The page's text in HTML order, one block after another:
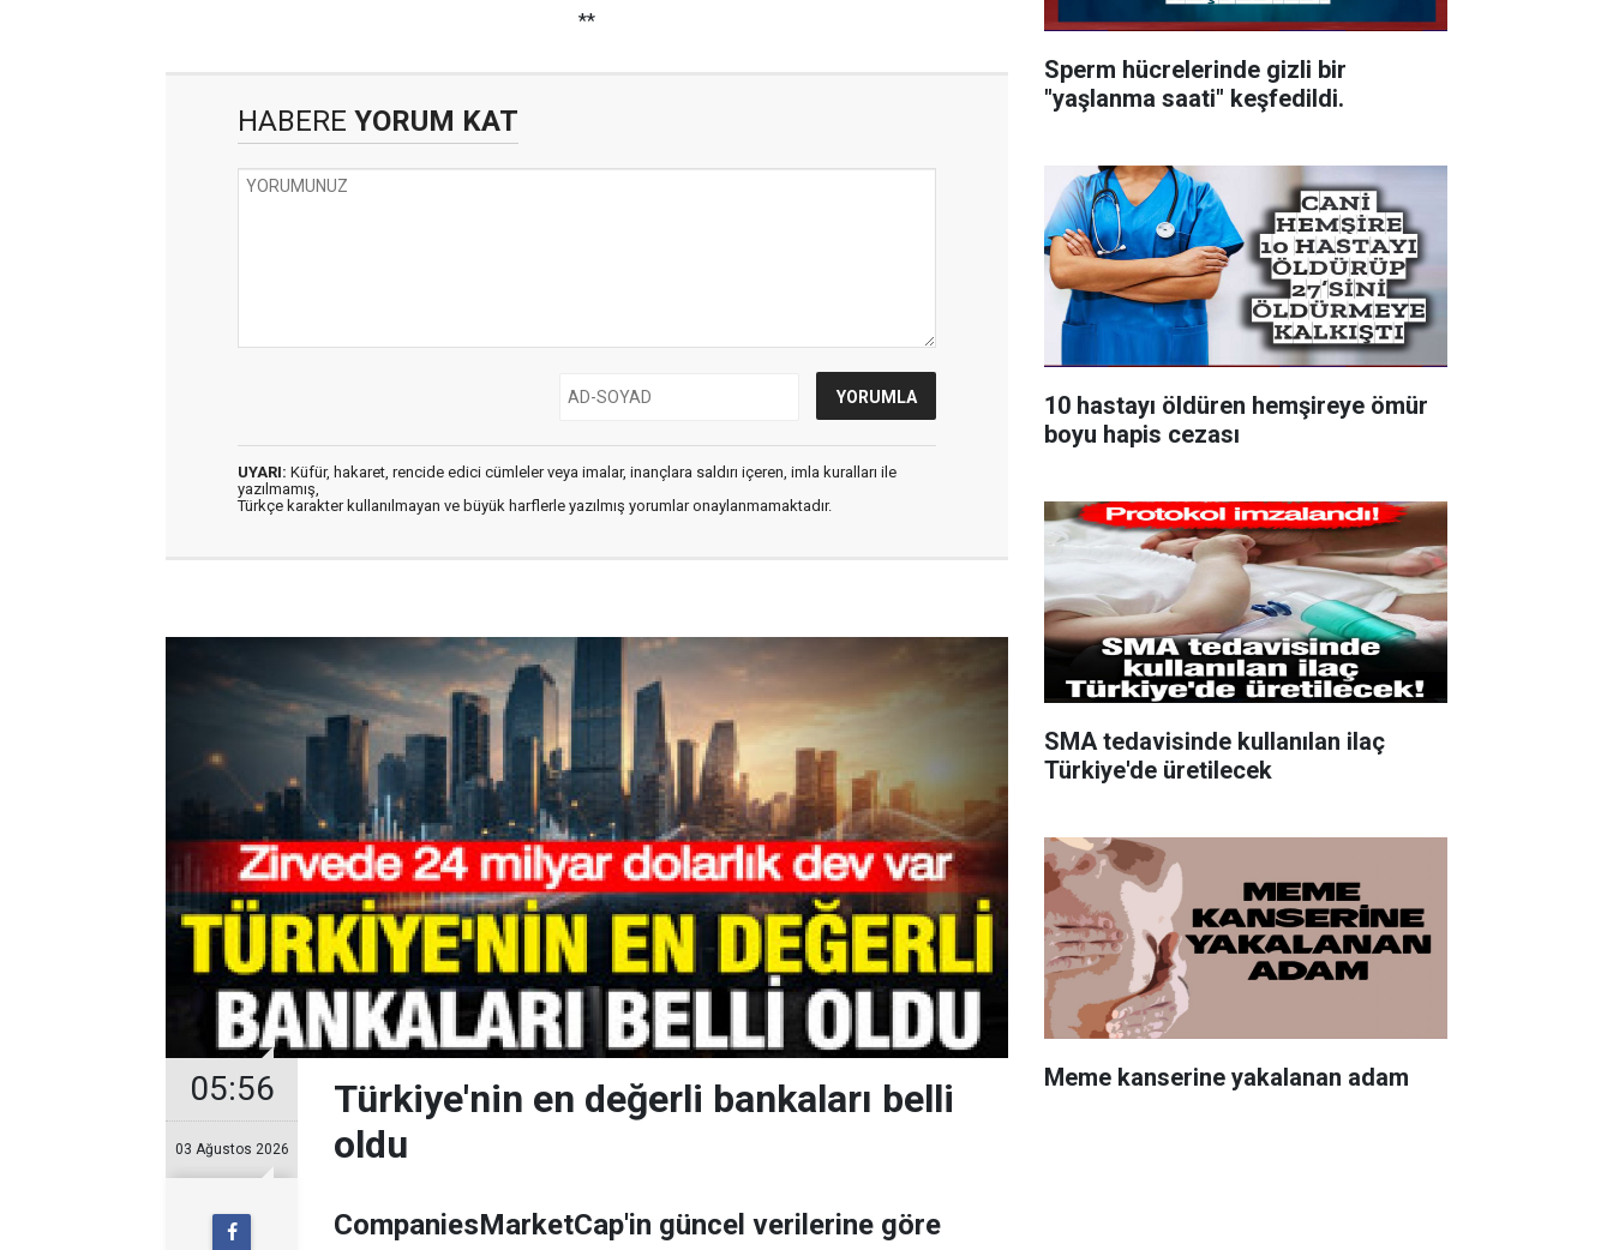
**
HABERE YORUM KAT
UYARI: Küfür, hakaret, rencide edici cümleler veya imalar, inançlara saldırı içeren, imla kuralları ile
yazılmamış,
Türkçe karakter kullanılmayan ve büyük harflerle yazılmış yorumlar onaylanmamaktadır.
05:56
03 Ağustos 2026
Türkiye'nin en değerli bankaları belli
oldu
CompaniesMarketCap'in güncel verilerine göre
Sperm hücrelerinde gizli bir
"yaşlanma saati" keşfedildi.
10 hastayı öldüren hemşireye ömür
boyu hapis cezası
SMA tedavisinde kullanılan ilaç
Türkiye'de üretilecek
Meme kanserine yakalanan adam